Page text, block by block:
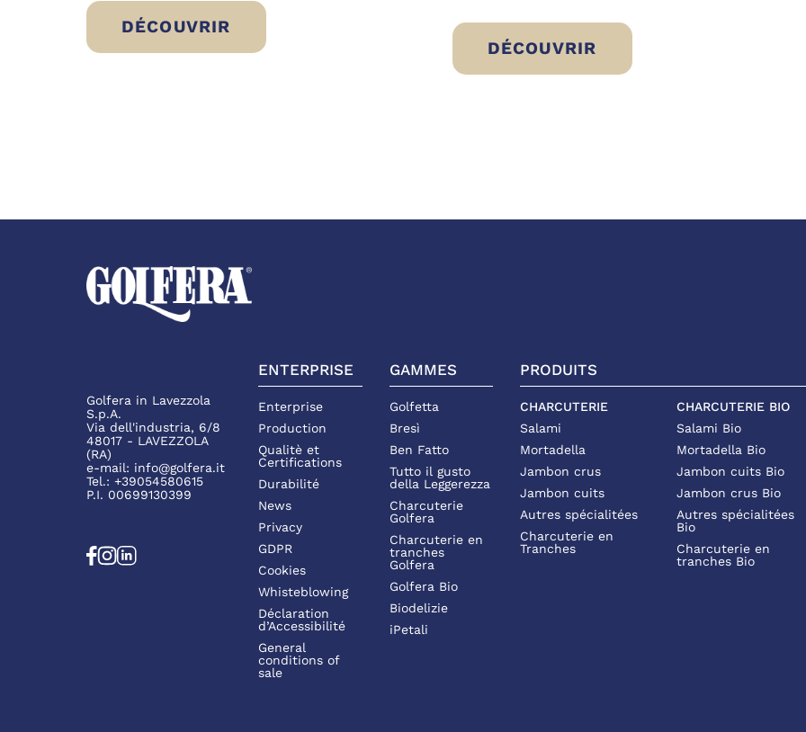
DÉCOUVRIR
QUE MANGER À LA PLAGE : DES IDÉES FRAÎCHES, LÉGÈRES ET PRÊTES À
DÉCOUVRIR
BRESÌ DE BŒUF EN BARQUETTE:
Golfera in Lavezzola
S.p.A.
Via dell'industria, 6/8
48017 - LAVEZZOLA
(RA)
e-mail: info@golfera.it
Tel.: +39054580615
P.I. 00699130399
ENTERPRISE
Enterprise
Production
Qualitè et
Certifications
Durabilité
News
Privacy
GDPR
Cookies
Whisteblowing
Déclaration
d’Accessibilité
General
conditions of
sale
GAMMES
Golfetta
Bresì
Ben Fatto
Tutto il gusto
della Leggerezza
Charcuterie
Golfera
Charcuterie en
tranches
Golfera
Golfera Bio
Biodelizie
iPetali
PRODUITS
CHARCUTERIE
Salami
Mortadella
Jambon crus
Jambon cuits
Autres spécialitées
Charcuterie en
Tranches
CHARCUTERIE BIO
Salami Bio
Mortadella Bio
Jambon cuits Bio
Jambon crus Bio
Autres spécialitées
Bio
Charcuterie en
tranches Bio